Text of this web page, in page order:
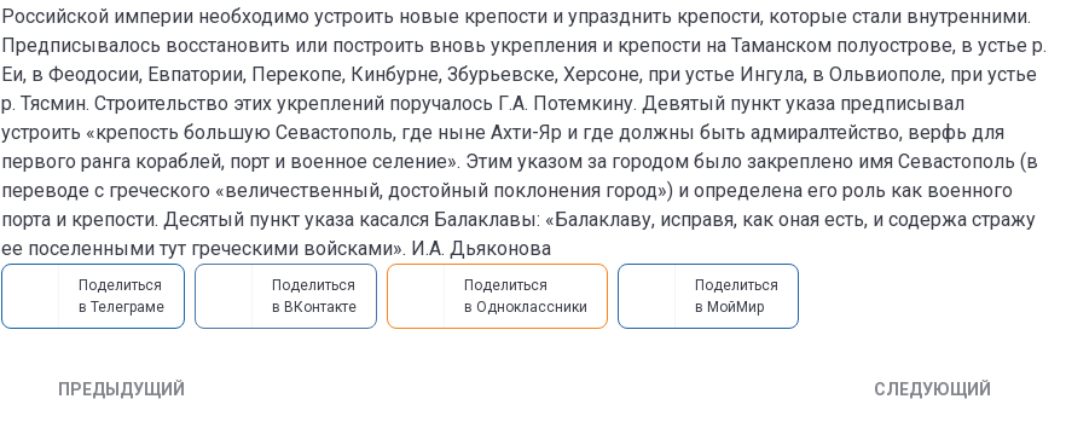
Российской империи необходимо устроить новые крепости и упразднить крепости, которые стали внутренними.
Предписывалось восстановить или построить вновь укрепления и крепости на Таманском полуострове, в устье р.
Еи, в Феодосии, Евпатории, Перекопе, Кинбурне, Збурьевске, Херсоне, при устье Ингула, в Ольвиополе, при устье
р. Тясмин. Строительство этих укреплений поручалось Г.А. Потемкину. Девятый пункт указа предписывал
устроить «крепость большую Севастополь, где ныне Ахти-Яр и где должны быть адмиралтейство, верфь для
первого ранга кораблей, порт и военное селение». Этим указом за городом было закреплено имя Севастополь (в
переводе с греческого «величественный, достойный поклонения город») и определена его роль как военного
порта и крепости. Десятый пункт указа касался Балаклавы: «Балаклаву, исправя, как оная есть, и содержа стражу
ее поселенными тут греческими войсками». И.А. Дьяконова
Поделиться
в Телеграме
Поделиться
в ВКонтакте
Поделиться
в Одноклассники
Поделиться
в МойМир
ПРЕДЫДУЩИЙ СЛЕДУЮЩИЙ